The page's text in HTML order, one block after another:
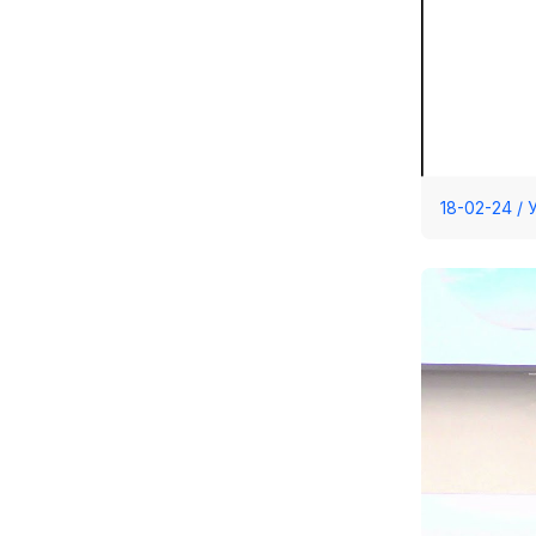
18-02-24 /